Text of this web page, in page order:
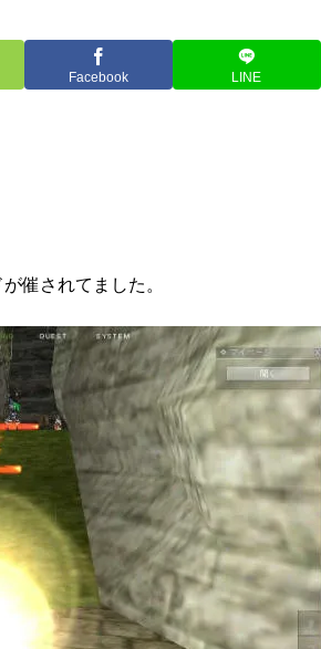
Facebook LINE
催されてました。